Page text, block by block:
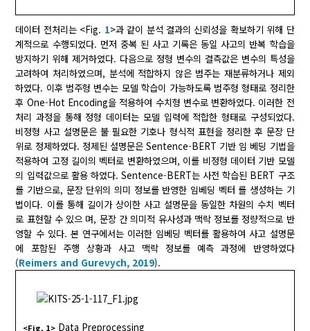
데이터 전처리는 <Fig. 1>과 같이 분석 결과의 신뢰성을 확보하기 위해 단
계적으로 수행되었다. 먼저 중복 된 사고 기록은 동일 사고의 반복 학습을
방지하기 위해 제거하였다. 다음으로 정형 변수의 결측값은 변수의 특성을
고려하여 처리하였으며, 분석에 적합하지 않은 범주는 재분류하거나 제외
하였다. 이후 범주형 변수는 모델 학습이 가능하도록 범주형 형태로 정리한
후 One-Hot Encoding을 적용하여 수치형 변수로 변환하였다. 이러한 전
처리 과정을 통해 정형 데이터는 모델 입력에 적합한 형태로 구성되었다.
비정형 사고 설명문은 불 필요한 기호나 형식적 표현을 정리한 후 문장 단
위로 정제하였다. 정제된 설명문은 Sentence-BERT 기반 임 베딩 기법을
적용하여 고정 길이의 벡터로 변환하였으며, 이를 비정형 데이터 기반 모델
의 입력값으로 활용 하였다. Sentence-BERT는 사전 학습된 BERT 구조
를 기반으로, 문장 단위의 의미 정보를 반영한 임베딩 벡터 를 생성하는 기
법이다. 이를 통해 길이가 상이한 사고 설명문을 동일한 차원의 수치 벡터
로 표현할 수 있으 며, 문장 간 의미적 유사성과 맥락 정보를 정량적으로 반
영할 수 있다. 본 연구에서는 이러한 임베딩 벡터를 활용하여 사고 설명문
에 포함된 주행 상황과 사고 맥락 정보를 예측 과정에 반영하였다
(Reimers and Gurevych, 2019).
<Fig. 1> Data Preprocessing